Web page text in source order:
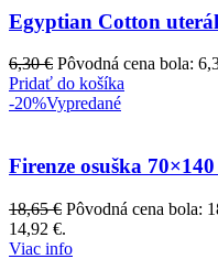
Egyptian Cotton
6,30€ Pôvodná cena bola:
Pridať do košíka
-20%Vypredané
Firenze osuška
18,65€ Pôvodná cena bola:
14,92 €.
Viac info